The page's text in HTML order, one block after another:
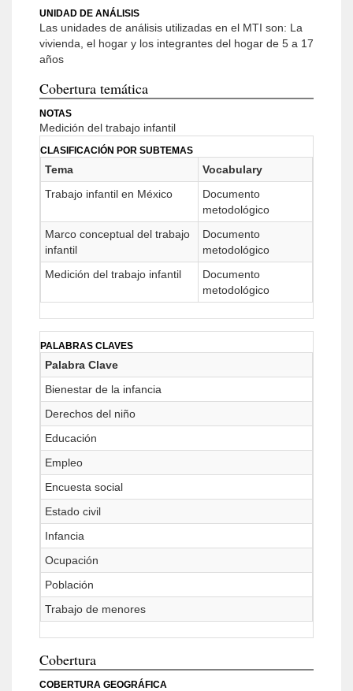
UNIDAD DE ANÁLISIS
Las unidades de análisis utilizadas en el MTI son: La
vivienda, el hogar y los integrantes del hogar de 5 a 17
años
Cobertura temática
NOTAS
Medición del trabajo infantil
CLASIFICACIÓN POR SUBTEMAS
Tema
Vocabulary
Trabajo infantil en México
Documento
metodológico
Marco conceptual del trabajo
infantil
Documento
metodológico
Medición del trabajo infantil
Documento
metodológico
PALABRAS CLAVES
Palabra Clave
Bienestar de la infancia
Derechos del niño
Educación
Empleo
Encuesta social
Estado civil
Infancia
Ocupación
Población
Trabajo de menores
Cobertura
COBERTURA GEOGRÁFICA